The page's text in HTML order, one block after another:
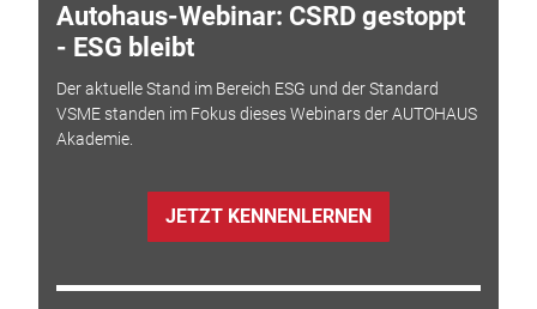
Autohaus-Webinar: CSRD gestoppt
- ESG bleibt
Der aktuelle Stand im Bereich ESG und der Standard
VSME standen im Fokus dieses Webinars der AUTOHAUS
Akademie.
JETZT KENNENLERNEN